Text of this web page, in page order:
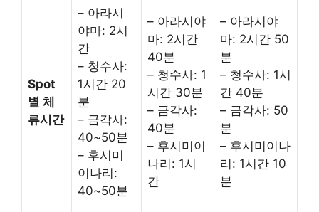
Spot
별 체
류시간
– 아라시
야마: 2시
간
– 청수사:
1시간 20
분
– 금각사:
40~50분
– 후시미
이나리:
40~50분
– 아라시야
마: 2시간
40분
– 청수사: 1
시간 30분
– 금각사:
40분
– 후시미이
나리: 1시
간
– 아라시야
마: 2시간 50
분
– 청수사: 1시
간 40분
– 금각사: 50
분
– 후시미이나
리: 1시간 10
분